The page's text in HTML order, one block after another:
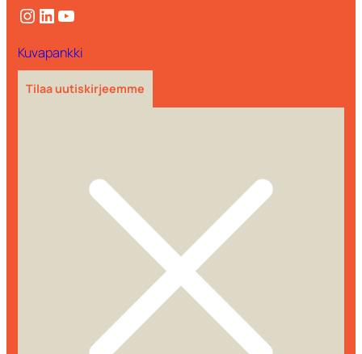
Instagram LinkedIn YouTube
Kuvapankki
Tilaa uutiskirjeemme